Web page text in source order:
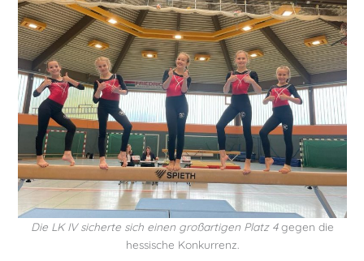
Die LK IV sicherte sich einen großartigen Platz 4gegen die
hessische Konkurrenz.